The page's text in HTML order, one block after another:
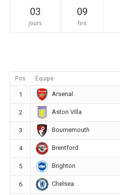
03
jours
09
hrs
Pos Équipe
1 Arsenal
2 Aston Villa
3 Bournemouth
4 Brentford
5 Brighton
6 Chelsea